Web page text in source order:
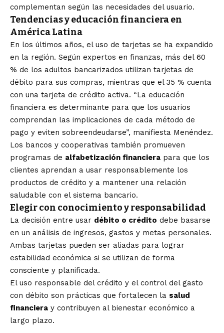
complementan según las necesidades del usuario.
Tendencias y educación financiera en
América Latina
En los últimos años, el uso de tarjetas se ha expandido
en la región. Según expertos en finanzas, más del 60
% de los adultos bancarizados utilizan tarjetas de
débito para sus compras, mientras que el 35 % cuenta
con una tarjeta de crédito activa. “La educación
financiera es determinante para que los usuarios
comprendan las implicaciones de cada método de
pago y eviten sobreendeudarse”, manifiesta Menéndez.
Los bancos y cooperativas también promueven
programas de alfabetización financiera para que los
clientes aprendan a usar responsablemente los
productos de crédito y a mantener una relación
saludable con el sistema bancario.
Elegir con conocimiento y responsabilidad
La decisión entre usar débito o crédito debe basarse
en un análisis de ingresos, gastos y metas personales.
Ambas tarjetas pueden ser aliadas para lograr
estabilidad económica si se utilizan de forma
consciente y planificada.
El uso responsable del crédito y el control del gasto
con débito son prácticas que fortalecen la salud
financiera y contribuyen al bienestar económico a
largo plazo.